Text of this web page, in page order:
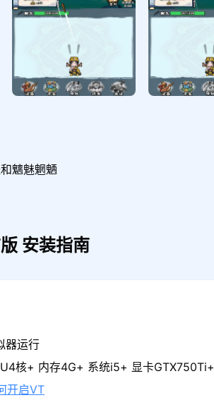
魑魅魍魉
安装指南
器运行
核+ 内存4G+ 系统i5+ 显卡GTX750Ti+
开启VT